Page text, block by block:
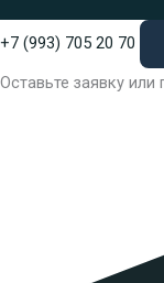
+7 (993) 705 20 70
Оставьте заявку